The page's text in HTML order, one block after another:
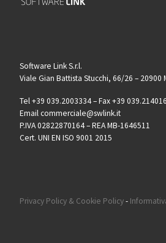
Software Link S.r.l.
Viale Gian Battista Stucchi, 66/26 – 20900
Tel +39 039.2003334 – Fax +39
Email commerciale@swlink.it
P.IVA 02822870164 – REA MB-1646511
Cert. UNI EN ISO 9001 2015
Privacy Policy & Cookie Policy-